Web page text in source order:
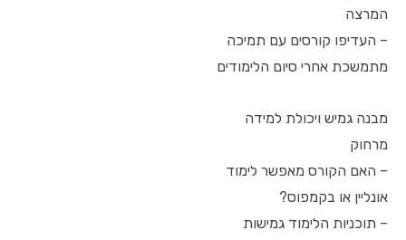
המרצה
– העדיפו קורסים עם תמיכה
מתמשכת אחרי סיום הלימודים
מבנה גמיש ויכולת למידה
מרחוק
– האם הקורס מאפשר לימוד
אונליין או בקמפוס?
– תוכניות הלימוד גמישות